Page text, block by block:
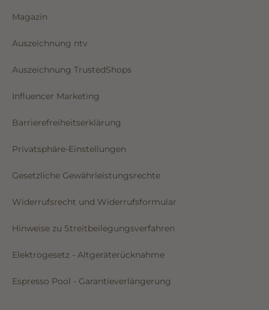
Magazin
Auszeichnung ntv
Auszeichnung TrustedShops
Influencer Marketing
Barrierefreiheitserklärung
Privatsphäre-Einstellungen
Gesetzliche Gewährleistungsrechte
Widerrufsrecht und Widerrufsformular
Hinweise zu Streitbeilegungsverfahren
Elektrogesetz - Altgeräterücknahme
Espresso Pool - Garantieverlängerung